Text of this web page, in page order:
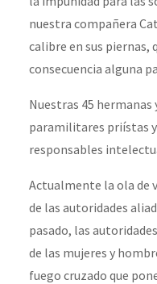
nuestra compañera
calibre en sus piernas,
consecuencia alguna
Nuestras 45
paramilitares priístas
responsables
Actualmente la ola de
de las autoridades
pasado, las
de las mujeres y
fuego cruzado que